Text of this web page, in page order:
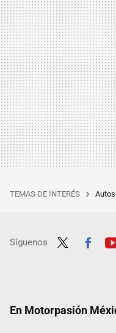
TEMAS DE INTERÉS
Síguenos
En Motorpasión